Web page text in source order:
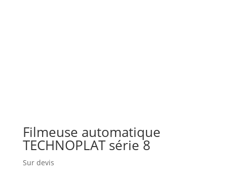
Filmeuse automatique
TECHNOPLAT série 8
Sur devis